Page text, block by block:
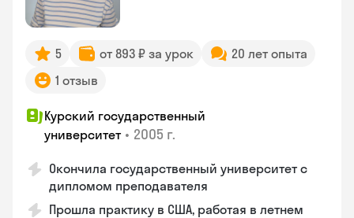
5 от 893 ₽ за урок
20 лет опыта
1 отзыв
Курский государственный
университет • 2005 г.
Окончила государственный университет с
дипломом преподавателя
Прошла практику в США, работая в летнем